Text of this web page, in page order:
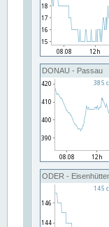
DONAU - Passau
ODER -